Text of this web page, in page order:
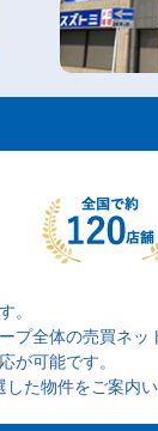
。
全体の売買ネッ
が可能です。
た物件をご案内い